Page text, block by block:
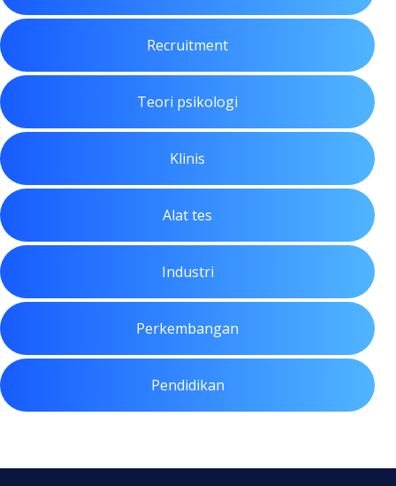
Recruitment
Teori psikologi
Klinis
Alat tes
Industri
Perkembangan
Pendidikan